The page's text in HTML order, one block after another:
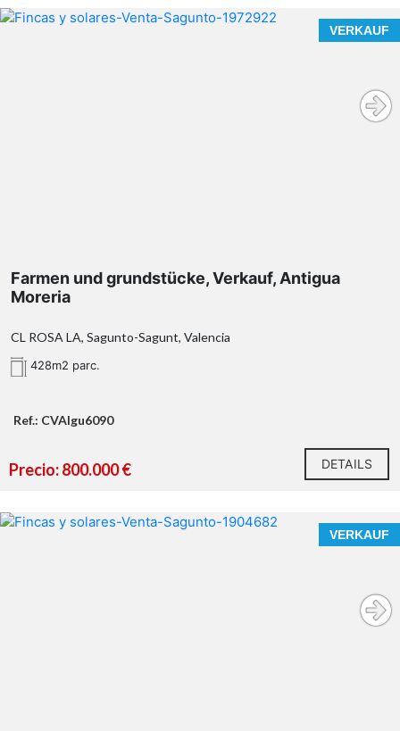
VERKAUF
Farmen und grundstücke, Verkauf, Antigua
Moreria
CL ROSA LA, Sagunto-Sagunt, Valencia
428m2 parc.
Ref.: CVAIgu6090
Precio: 800.000 € DETAILS
VERKAUF